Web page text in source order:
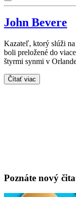
John Bevere
Kazateľ, ktorý slúži
boli preložené do
štyrmi synmi v
Čítať viac
Poznáte nový